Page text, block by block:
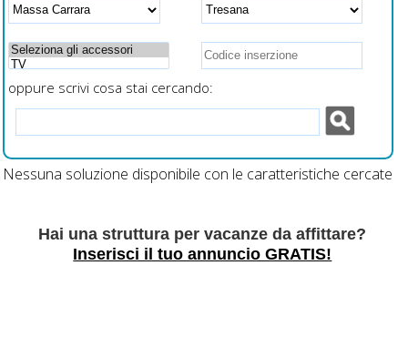
oppure scrivi cosa stai cercando:
Nessuna soluzione disponibile con le caratteristiche cercate
Hai una struttura per vacanze da affittare?
Inserisci il tuo annuncio GRATIS!